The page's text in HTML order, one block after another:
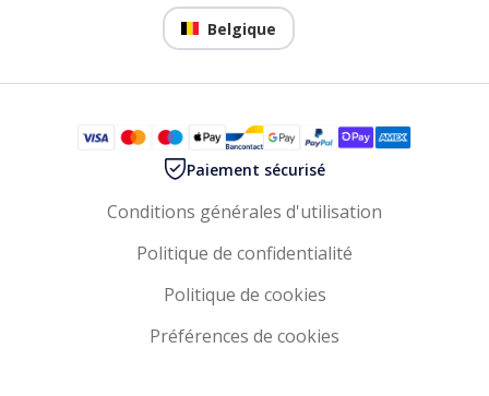
Belgique
Paiement sécurisé
Conditions générales d'utilisation
Politique de confidentialité
Politique de cookies
Préférences de cookies